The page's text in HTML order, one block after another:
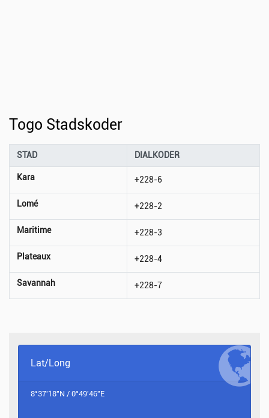
Togo Stadskoder
STAD DIALKODER
Kara +228-6
Lomé +228-2
Maritime +228-3
Plateaux +228-4
Savannah +228-7
Lat/Long
8°37'18"N / 0°49'46"E